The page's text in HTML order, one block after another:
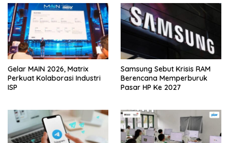
Gelar MAIN 2026, Matrix
Perkuat Kolaborasi Industri
ISP
Samsung Sebut Krisis RAM
Berencana Memperburuk
Pasar HP Ke 2027